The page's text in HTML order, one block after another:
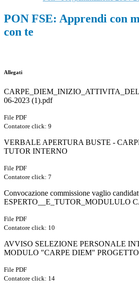
PON FSE: Apprendi con
con te
Allegati
06-2023 (1).pdf
File PDF
Contatore click: 9
VERBALE APERTURA BUSTE -
TUTOR INTERNO
File PDF
Contatore click: 7
Convocazione commissione vaglio
ESPERTO__E_TUTOR_MODULULO
File PDF
Contatore click: 10
AVVISO SELEZIONE PERSONALE
MODULO "CARPE DIEM"
File PDF
Contatore click: 14